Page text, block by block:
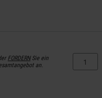
FORDERNSie ein
an.